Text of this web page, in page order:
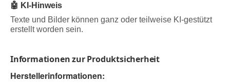
🤖 KI-Hinweis
Texte und Bilder können ganz oder teilweise KI-gestützt
erstellt worden sein.
Informationen zur Produktsicherheit
Herstellerinformationen: